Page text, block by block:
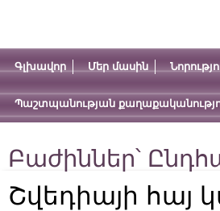
Գլխավոր Մեր մասին
Պաշտպանության
Բաժիններ՝
Շվեդիայի հայ